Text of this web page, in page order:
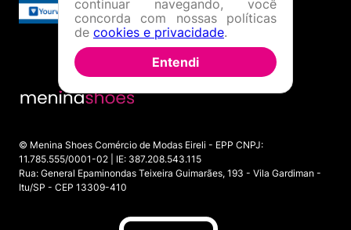
© Menina Shoes Comércio de Modas Eireli - EPP CNPJ:
11.785.555/0001-02 | IE: 387.208.543.115
Rua: General Epaminondas Teixeira Guimarães, 193 - Vila Gardiman -
Itu/SP - CEP 13309-410
continuar navegando, você
concorda com nossas políticas
de cookies e privacidade.
Entendi